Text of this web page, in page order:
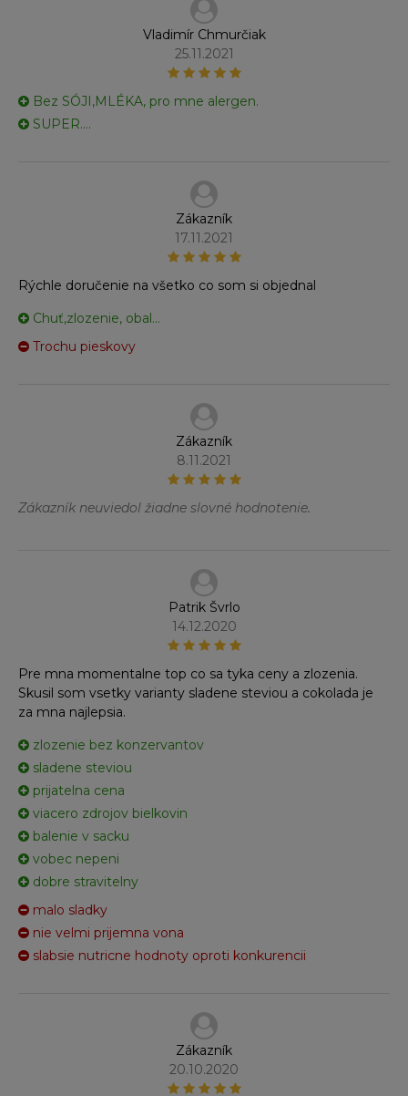
Vladimír Chmurčiak
25.11.2021
Bez SÓJI,MLÉKA, pro mne alergen.
SUPER....
Zákazník
17.11.2021
Rýchle doručenie na všetko co som si objednal
Chuť,zlozenie, obal...
Trochu pieskovy
Zákazník
8.11.2021
Zákazník neuviedol žiadne slovné hodnotenie.
Patrik Švrlo
14.12.2020
Pre mna momentalne top co sa tyka ceny a zlozenia.
Skusil som vsetky varianty sladene steviou a cokolada je
za mna najlepsia.
zlozenie bez konzervantov
sladene steviou
prijatelna cena
viacero zdrojov bielkovin
balenie v sacku
vobec nepeni
dobre stravitelny
malo sladky
nie velmi prijemna vona
slabsie nutricne hodnoty oproti konkurencii
Zákazník
20.10.2020